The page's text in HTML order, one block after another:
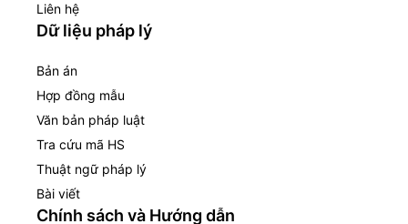
Liên hệ
Dữ liệu pháp lý
Bản án
Hợp đồng mẫu
Văn bản pháp luật
Tra cứu mã HS
Thuật ngữ pháp lý
Bài viết
Chính sách và Hướng dẫn